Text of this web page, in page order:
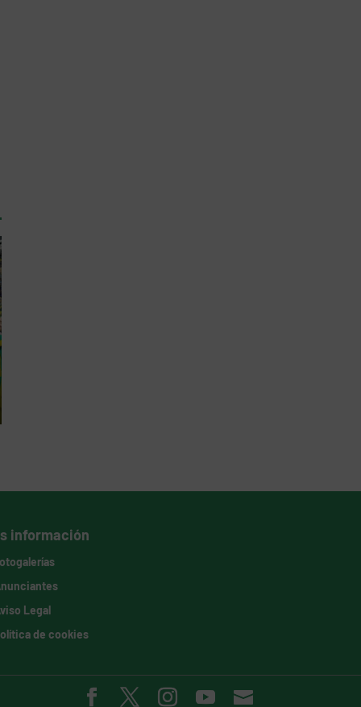
información
Legal
de cookies